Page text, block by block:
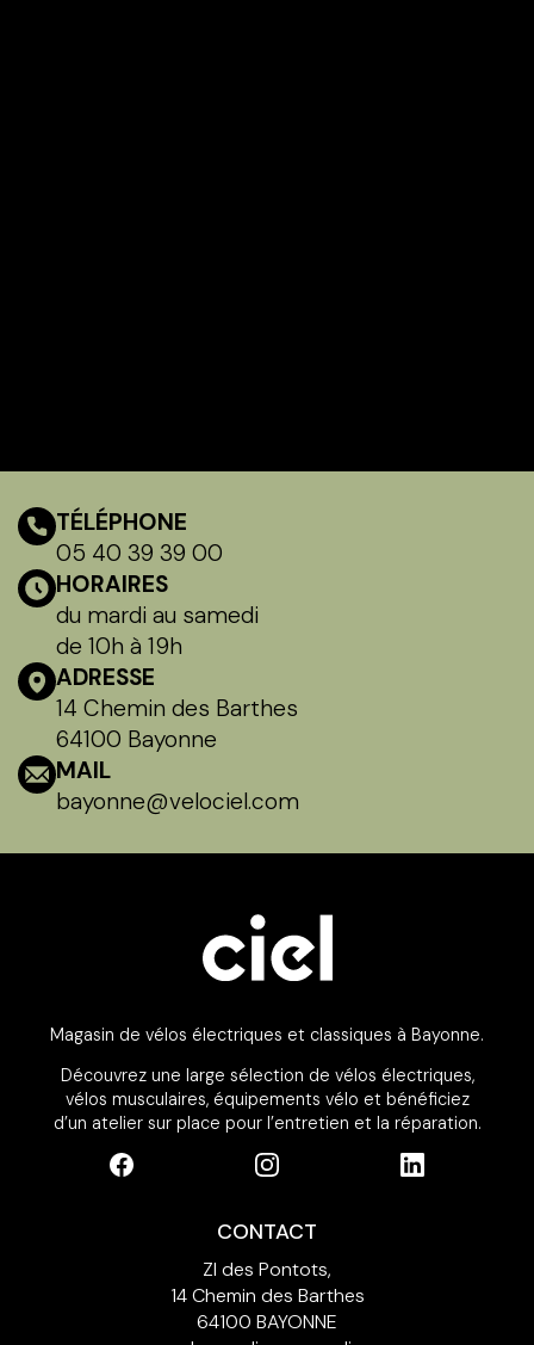
TÉLÉPHONE
05 40 39 39 00
HORAIRES
du mardi au samedi
de 10h à 19h
ADRESSE
14 Chemin des Barthes
64100 Bayonne
MAIL
bayonne@velociel.com
Magasin de vélos électriques et classiques à Bayonne.
Découvrez une large sélection de vélos électriques,
vélos musculaires, équipements vélo et bénéficiez
d’un atelier sur place pour l’entretien et la réparation.
CONTACT
ZI des Pontots,
14 Chemin des Barthes
64100 BAYONNE